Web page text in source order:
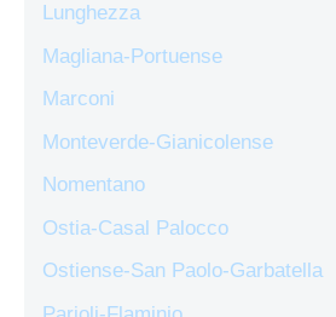
Lunghezza
Magliana-Portuense
Marconi
Monteverde-Gianicolense
Nomentano
Ostia-Casal Palocco
Ostiense-San Paolo-Garbatella